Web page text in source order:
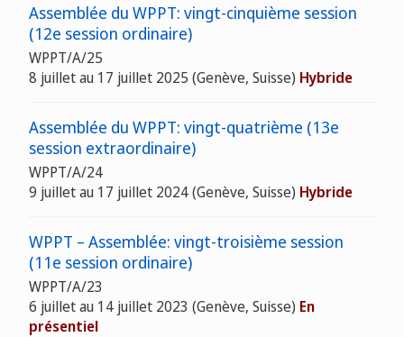
Assemblée du WPPT: vingt-cinquième session
(12e session ordinaire)
WPPT/A/25
8 juillet au 17 juillet 2025 (Genève, Suisse) Hybride
Assemblée du WPPT: vingt-quatrième (13e
session extraordinaire)
WPPT/A/24
9 juillet au 17 juillet 2024 (Genève, Suisse) Hybride
WPPT – Assemblée: vingt-troisième session
(11e session ordinaire)
WPPT/A/23
6 juillet au 14 juillet 2023 (Genève, Suisse) En
présentiel